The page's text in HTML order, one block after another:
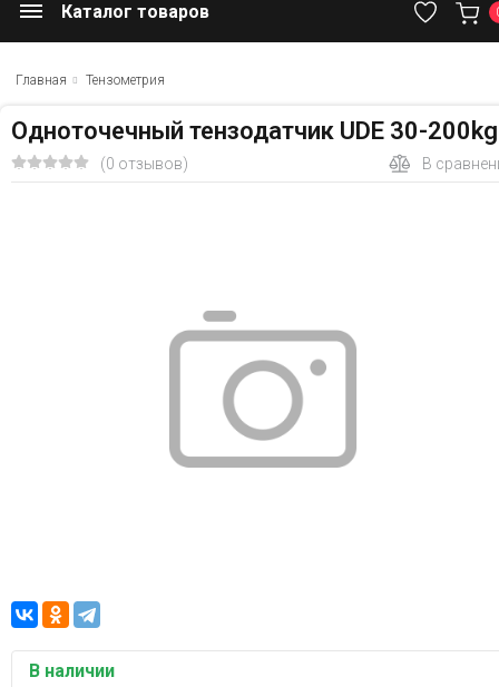
Каталог товаров
Главная Тензометрия
Одноточечный тензодатчик UDE 30-200kg
(0 отзывов) В
В наличии